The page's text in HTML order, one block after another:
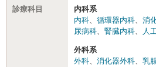
診療科目
内科系
内科、 循環器内科、 消
尿病科、 腎臓内科、 人
外科系
外科、 消化器外科、 乳